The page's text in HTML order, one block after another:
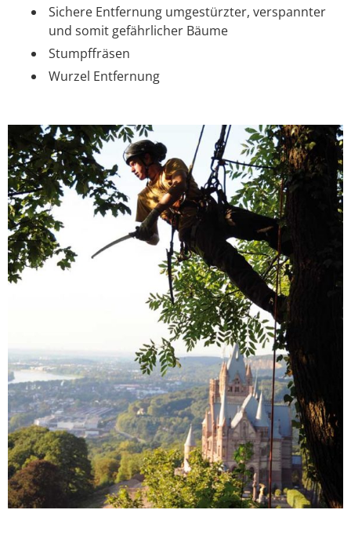
Sichere Entfernung umgestürzter, verspannter
und somit gefährlicher Bäume
Stumpffräsen
Wurzel Entfernung